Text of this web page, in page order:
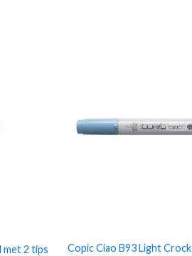
met 2 tips
Copic Ciao B93 Light